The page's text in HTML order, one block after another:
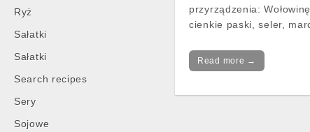
Ryż
Sałatki
Sałatki
Search recipes
Sery
Sojowe
przyrządzenia:
cienkie paski, seler,
Read more →